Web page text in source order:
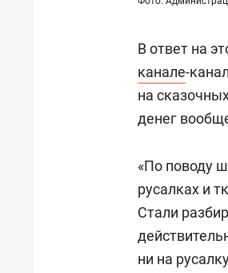
В ответ на
канале-
на
денег
«По поводу
русалках и
Стали
ни на